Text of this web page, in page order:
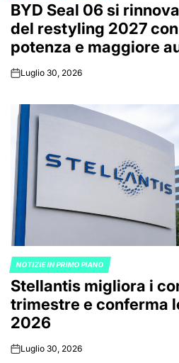
IN
BYD Seal 06 si
del restyling 2027 con
potenza e maggiore
onLuglio 30, 2026
POSTED
IN
NOTIZIE IN PRIMO PIANO
Stellantis migliora i
trimestre e conferma
2026
onLuglio 30, 2026